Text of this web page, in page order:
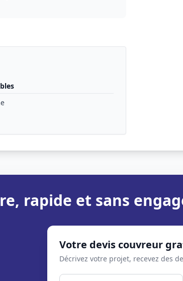
rapide et sans
Votre devis couvreur
Décrivez votre projet, recevez des